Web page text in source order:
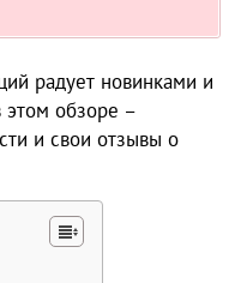
радует новинками и
этом обзоре –
и свои отзывы о